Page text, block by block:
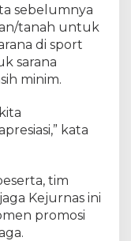
sebelumnya
tanah untuk
di sport
sarana
minim.
kata
tim
Kejurnas ini
promosi